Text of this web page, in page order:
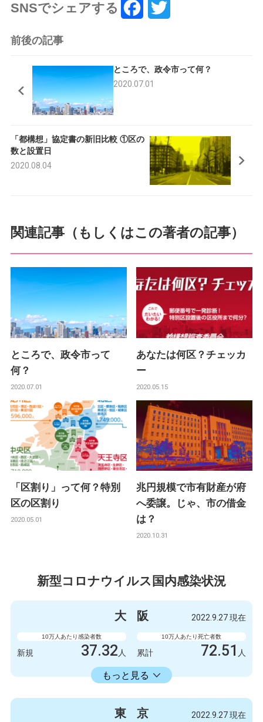
SNSでシェアする
e
o
t
r
前後の記事
ところで、政令市って何？
2020.07.01
「都構想」協定書の新旧比較 ①区の
数と設置日
2020.08.04
関連記事（もしくはこの著者の記事）
ところで、政令市って
何？
2020.07.01
あなたは何区？チェッカ
ー
2020.05.15
「区割り」って何？特別
区の区割り
2020.05.01
兆円規模で市有財産が府
へ委譲。じゃ、市の借金
は？
2020.10.31
新型コロナウイルス国内感染状況
大 阪 2022.9.27 現在
10万人あたり感染者数
新規 37.32 人
10万人あたり死亡者数
累計 72.51 人
もっと見る
23598.73人
3300人 新規
東 京 2022.9.27 現在